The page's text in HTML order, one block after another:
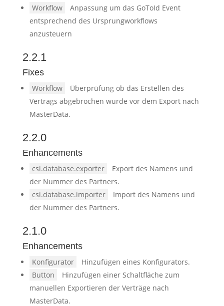
Workflow
Anpassung um das GoToId Event
entsprechend des Ursprungworkflows
anzusteuern
2.2.1
Fixes
Workflow
Überprüfung ob das Erstellen des
Vertrags abgebrochen wurde vor dem Export nach
MasterData.
2.2.0
Enhancements
csi.database.exporter
Export des Namens und
der Nummer des Partners.
csi.database.importer
Import des Namens und
der Nummer des Partners.
2.1.0
Enhancements
Konfigurator
Hinzufügen eines Konfigurators.
Button
Hinzufügen einer Schaltfläche zum
manuellen Exportieren der Verträge nach
MasterData.